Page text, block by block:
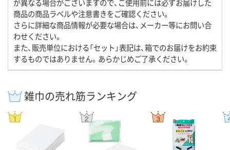
が異なる場合がございますので、ご使用前には必ずお届けした
商品の商品ラベルや注意書きをご確認ください。
さらに詳細な商品情報が必要な場合は、メーカー等にお問い合
わせください。
また、販売単位における「セット」表記は、箱でのお届けをお約束
するものではありません。あらかじめご了承ください。
雑巾の売れ筋ランキング